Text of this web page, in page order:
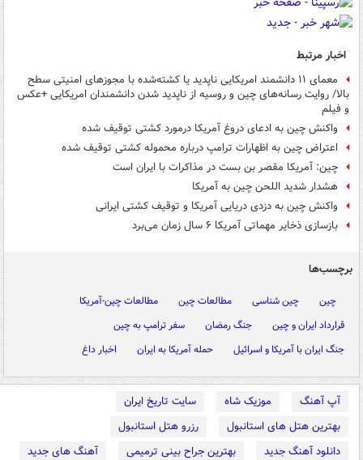
اخبار مرتبط
معمای ۱۱ دانشمند امریکایی ناپدید یا کشته‌شده با مجوزهای امنیتی سطح
بالا/ روایت رسانه‌های چین و روسیه از ناپدید شدن دانشمندان امریکایی +عکس
و فیلم
واکنش چین به ادعای دروغ آمریکا درمورد کشتی توقیف شده
اعتراض چین به اظهارات ترامپ درباره محموله کشتی توقیف شده
چین: آمریکا مقصر بن بست در مذاکرات با ایران است
هشدار شدید اللحن چین به آمریکا
واکنش چین به دزدی دریایی آمریکا و توقیف کشتی ایرانی
بازسازی ذخایر مهماتی آمریکا ۶ سال زمان می‌برد
برچسب‌ها
چین چین شناسی مطالعات چین
مطالعات چین-آمریکا
قرارداد ایران و چین
جنگ رمضان
سفر ترامپ به چین
جنگ ایران با آمریکا و اسرائیل
حمله آمریکا به ایران اخبار داغ
آپ آهنگ موزیک شاه
سایت تاریخ ایران
بهترین هتل های استانبول
رزرو هتل استانبول
دانلود آهنگ جدید
بهترین جراح بینی ترمیمی آهنگ های جدید